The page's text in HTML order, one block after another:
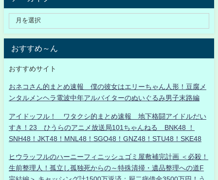
おすすめ～ん
おすすめサイト
おネコさん的まとめ速報 僕の彼女はエリーちゃん人形！豆腐メ
ンタルメンヘラ電波中年アルバイターのぬいぐるみ男子末路編
アイドッフル！ ワタクシ的まとめ速報 地下格闘アイドルだい
すき！23 ひうらのアニメ放送局101ちゃんねる BNK48 ！
SNH48！JKT48！MNL48！SGO48！GNZ48！STU48！SKE48
ヒウラッフルのハーニーフィニッシュゴミ屋敷補完計画 ＜必殺！
生前整理人！孤立し孤独死からの～特殊清掃・遺品整理への道F